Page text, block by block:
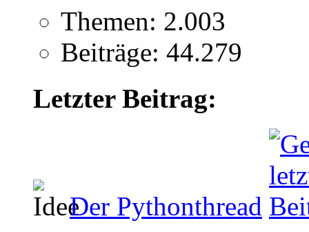
Themen: 2.003
Beiträge: 44.279
Letzter Beitrag:
Der Pythonthread